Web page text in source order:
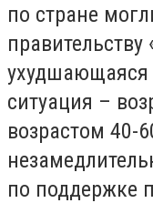
по стране
правительству
ухудшающаяся
ситуация –
возрастом 40-
по поддержке